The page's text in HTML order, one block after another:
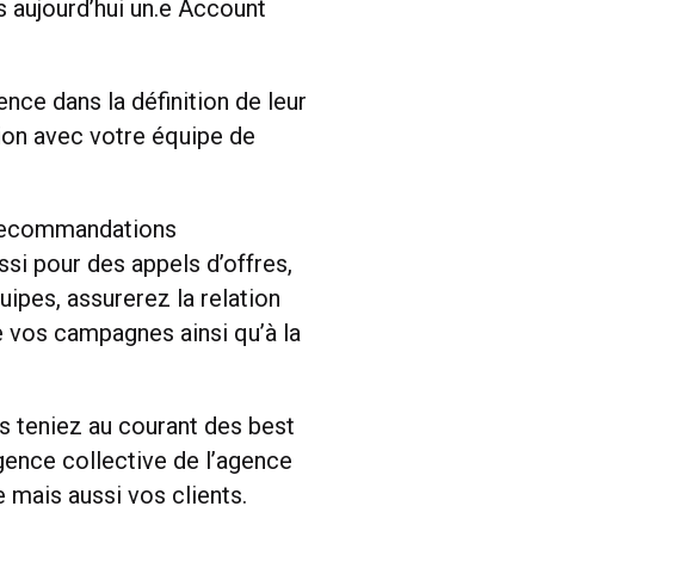
un.e Account
dans la définition de leur
avec votre équipe de
pour des appels d’offres,
assurerez la relation
campagnes ainsi qu’à la
teniez au courant des best
collective de l’agence
mais aussi vos clients.